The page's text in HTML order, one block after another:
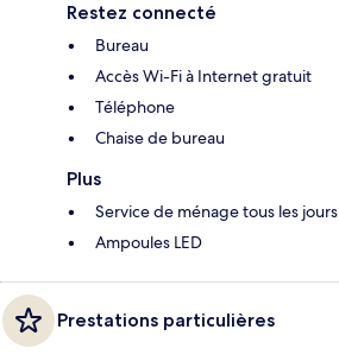
Restez connecté
Bureau
Accès Wi-Fi à Internet gratuit
Téléphone
Chaise de bureau
Plus
Service de ménage tous les jours
Ampoules LED
Prestations particulières